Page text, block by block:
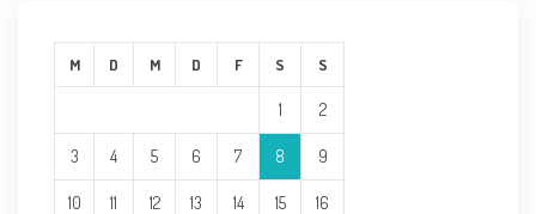
M D M D F S S
1 2
3 4 5 6 7 8 9
10 11 12 13 14 15 16